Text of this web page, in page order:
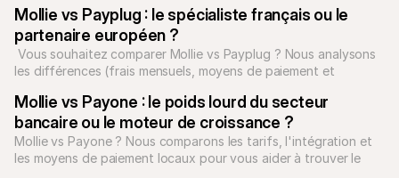
Mollie vs Payplug : le spécialiste français ou le
partenaire européen ?
les différences (frais mensuels, moyens de paiement et
Mollie vs Payone : le poids lourd du secteur
bancaire ou le moteur de croissance ?
Mollie vs Payone ? Nous comparons les tarifs, l'intégration et
les moyens de paiement locaux pour vous aider à trouver le